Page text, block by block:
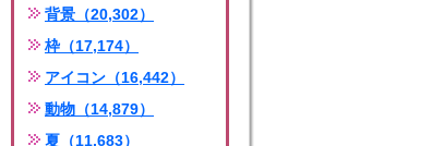
背景（20,302）
枠（17,174）
アイコン（16,442）
動物（14,879）
夏（11,683）